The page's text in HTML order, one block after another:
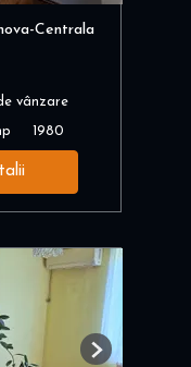
Centrala
vânzare
1980
Next